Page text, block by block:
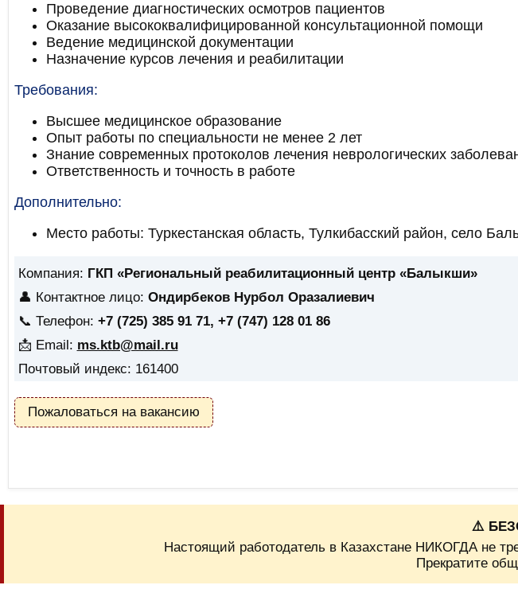
Проведение диагностических осмотров пациентов
Оказание высококвалифицированной консультационной помощи
Ведение медицинской документации
Назначение курсов лечения и реабилитации
Требования:
Высшее медицинское образование
Опыт работы по специальности не менее 2 лет
Знание современных протоколов лечения неврологических
Ответственность и точность в работе
Дополнительно:
Место работы: Туркестанская область, Тулкибасский район, село
Компания: ГКП «Региональный реабилитационный центр «Балыкши»
👤 Контактное лицо: Ондирбеков Нурбол Оразалиевич
📞 Телефон: +7 (725) 385 91 71, +7 (747) 128 01 86
📩 Email: ms.ktb@mail.ru
Почтовый индекс: 161400
Пожаловаться на вакансию
⚠️
Настоящий работодатель в Казахстане НИКОГДА не
Прекратите